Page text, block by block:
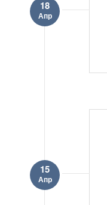
18
Апр
15
Апр